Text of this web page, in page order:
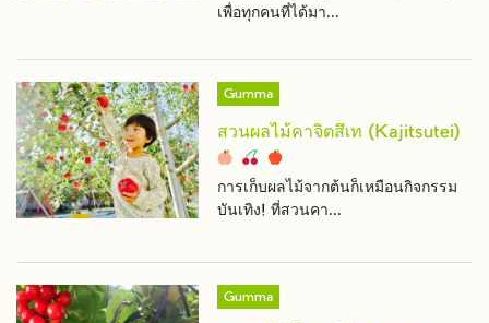
เพื่อทุกคนที่ได้มา...
Gumma
สวนผลไม้คาจิตสึเท (Kajitsutei)
การเก็บผลไม้จากต้นก็เหมือนกิจกรรม
บันเทิง! ที่สวนคา...
Gumma